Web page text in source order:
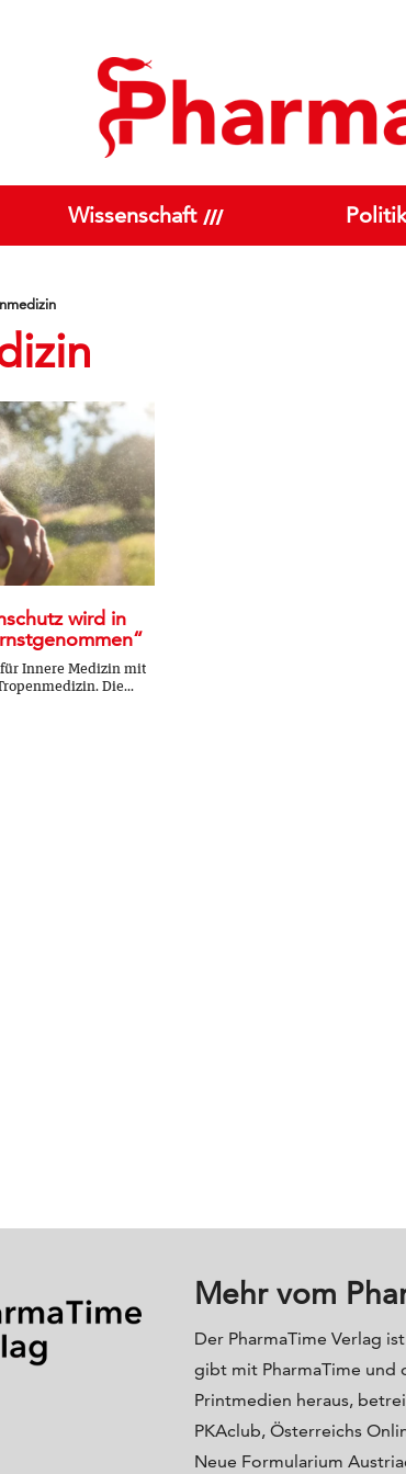
Wissenschaft Politik
wird in
Innere Medizin mit
Die...
Mehr vom
Der PharmaTime Verlag
gibt mit PharmaTime und
Printmedien heraus,
PKAclub, Österreichs
Neue Formularium